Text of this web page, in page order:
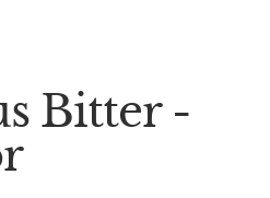
Bitter -